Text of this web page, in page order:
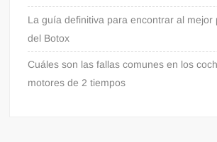
La guía definitiva para encontrar al mejor
del Botox
Cuáles son las fallas comunes en los
motores de 2 tiempos